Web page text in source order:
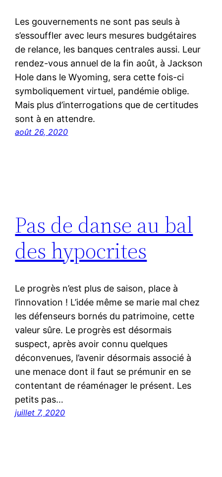
Les gouvernements ne sont pas seuls à
s’essouffler avec leurs mesures budgétaires
de relance, les banques centrales aussi. Leur
rendez-vous annuel de la fin août, à Jackson
Hole dans le Wyoming, sera cette fois-ci
symboliquement virtuel, pandémie oblige.
Mais plus d’interrogations que de certitudes
sont à en attendre.
août 26, 2020
Pas de danse au bal
des hypocrites
Le progrès n’est plus de saison, place à
l’innovation ! L’idée même se marie mal chez
les défenseurs bornés du patrimoine, cette
valeur sûre. Le progrès est désormais
suspect, après avoir connu quelques
déconvenues, l’avenir désormais associé à
une menace dont il faut se prémunir en se
contentant de réaménager le présent. Les
petits pas…
juillet 7, 2020